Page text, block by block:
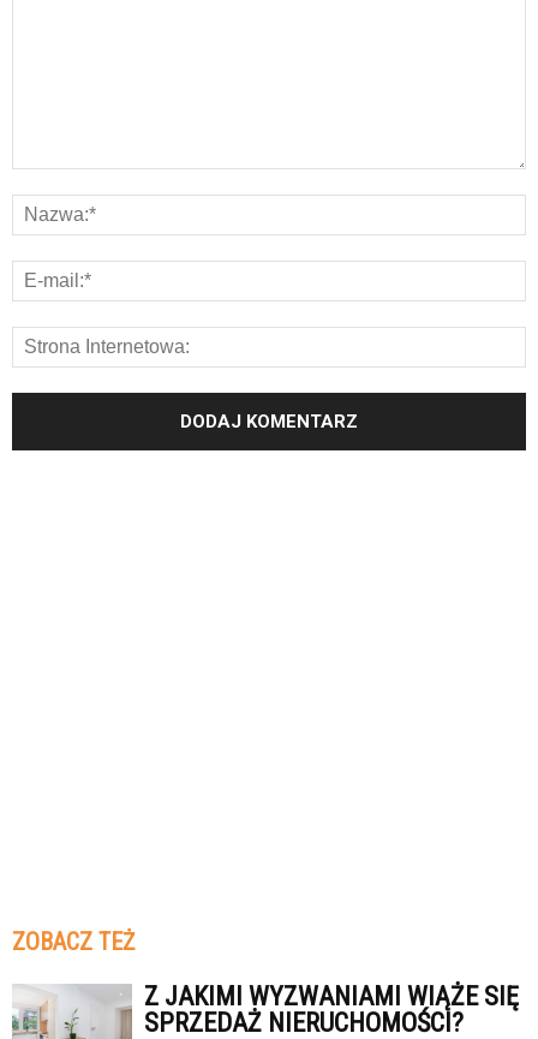
ZOBACZ TEŻ
Z JAKIMI WYZWANIAMI WIĄŻE SIĘ
SPRZEDAŻ NIERUCHOMOŚCI?